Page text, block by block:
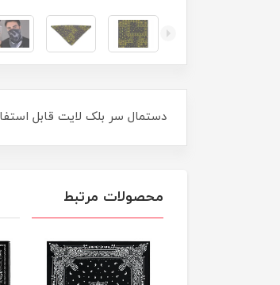
دستمال سر بلک لایت قابل
محصولات مرتبط